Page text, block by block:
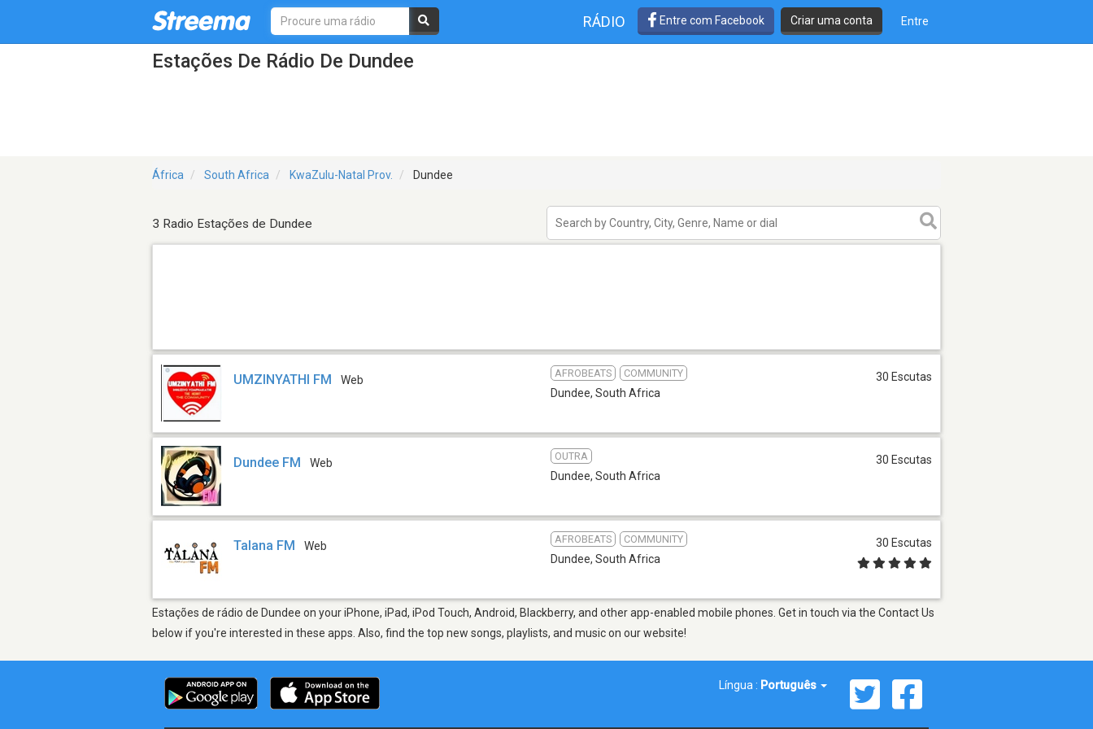
RÁDIO Entre com Facebook Criar uma conta Entre
Estações De Rádio De Dundee
África South Africa KwaZulu-Natal Prov. Dundee
3 Radio Estações de Dundee
UMZINYATHI FM Web
AFROBEATS COMMUNITY
Dundee, South Africa
30 Escutas
Dundee FM Web
OUTRA
Dundee, South Africa
30 Escutas
Talana FM Web
AFROBEATS COMMUNITY
Dundee, South Africa
30 Escutas
Estações de rádio de Dundee on your iPhone, iPad, iPod Touch, Android, Blackberry, and other app-enabled mobile phones. Get in touch via the Contact Us
below if you're interested in these apps. Also, find the top new songs, playlists, and music on our website!
Língua : Português